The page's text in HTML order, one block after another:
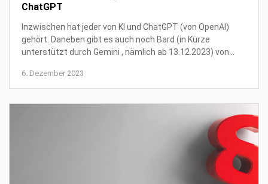
ChatGPT
Inzwischen hat jeder von KI und ChatGPT (von OpenAI)
gehört. Daneben gibt es auch noch Bard (in Kürze
unterstützt durch Gemini , nämlich ab 13.12.2023) von
6. Dezember 2023